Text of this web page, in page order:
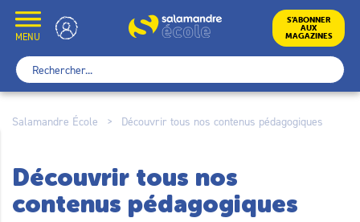
content
MENU
École S’ABONNER
AUX
MAGAZINES
Rechercher :
Salamandre École > Découvrir tous nos contenus pédagogiques
Découvrir tous nos
contenus pédagogiques